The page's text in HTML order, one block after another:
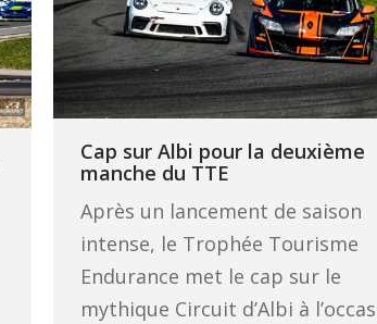
Cap sur Albi pour la deuxième
manche du TTE
Après un lancement de saison
intense, le Trophée Tourisme
Endurance met le cap sur le
mythique Circuit d’Albi à